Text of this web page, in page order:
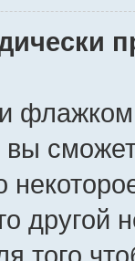
вы
другой
того